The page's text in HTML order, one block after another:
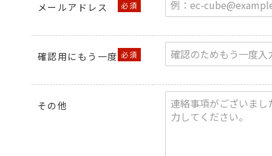
メールアドレス
確認用にもう一度
その他